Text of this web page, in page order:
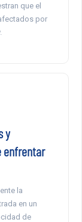
que el
por
y
enfrentar
la
en un
de